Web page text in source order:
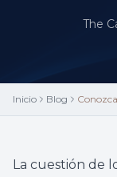
The
Inicio Blog
La cuestión de